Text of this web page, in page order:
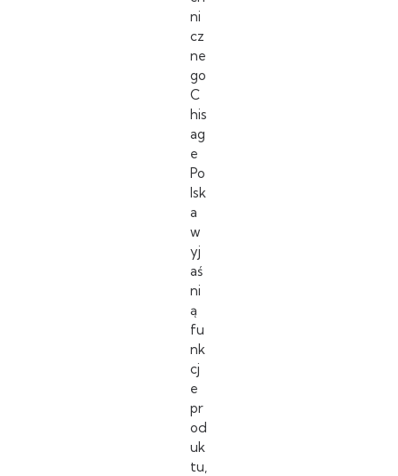
ni
cz
ne
go
C
his
ag
e
Po
lsk
a
w
yj
aś
ni
ą
fu
nk
cj
e
pr
od
uk
tu,